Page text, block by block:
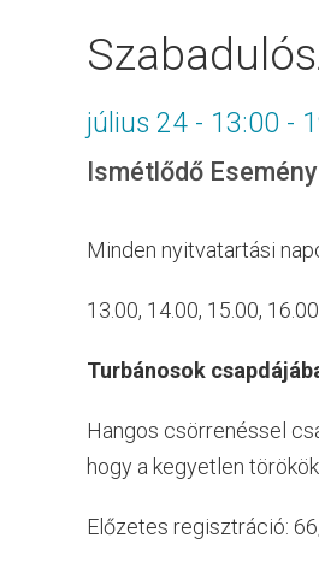
július 24 - 13:00 -
Ismétlődő Esemény
Minden nyitvatartási
13.00, 14.00, 15.00,
Turbánosok
Hangos csörrenéssel
hogy a kegyetlen
Előzetes regisztráció: